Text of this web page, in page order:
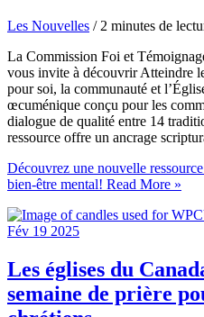
Les Nouvelles / 2 minutes de
La Commission Foi et
vous invite à découvrir Atteindre
pour soi, la communauté et
œcuménique conçu pour les
dialogue de qualité entre 14
ressource offre un ancrage
Découvrez une nouvelle
bien-être mental! Read More »
Fév 19 2025
Les églises du
semaine de prière